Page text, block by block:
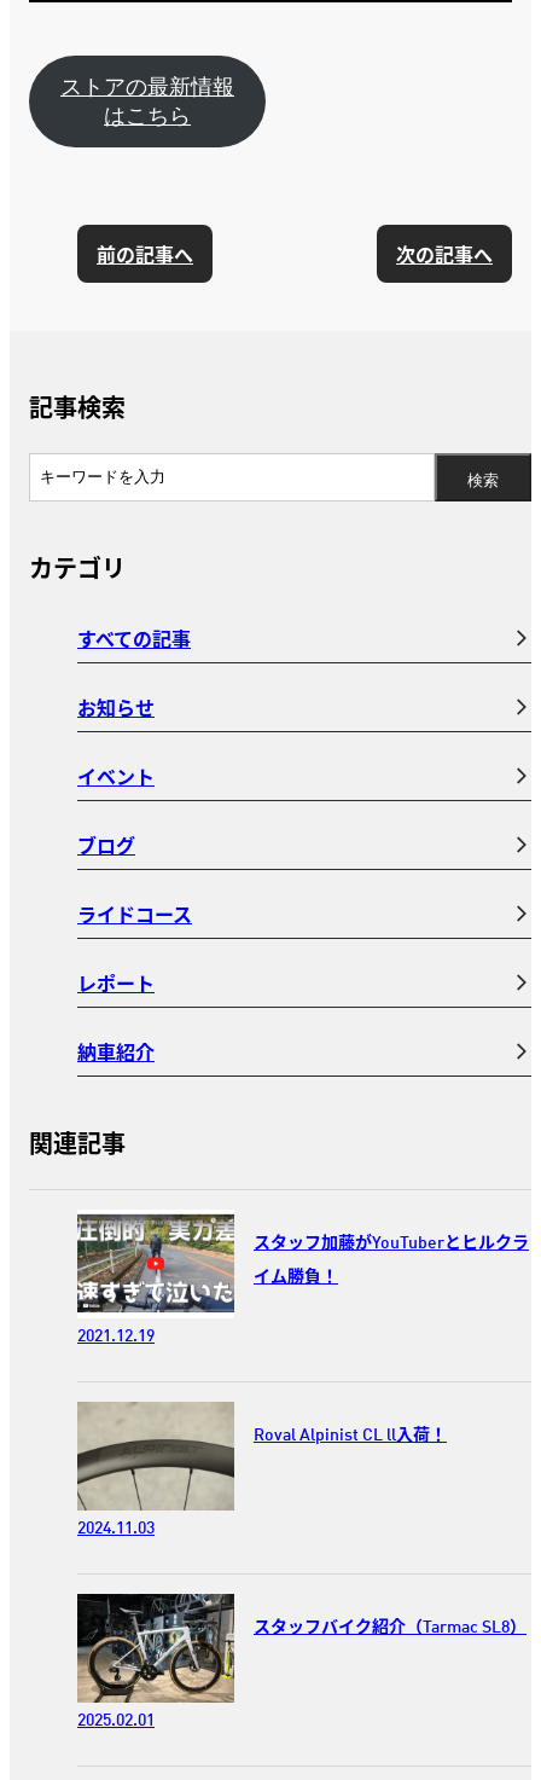
ストアの最新情報
はこちら
前の記事へ 次の記事へ
記事検索
カテゴリ
すべての記事
お知らせ
イベント
ブログ
ライドコース
レポート
納車紹介
関連記事
スタッフ加藤がYouTuberとヒルクラ
イム勝負！
2021.12.19
Roval Alpinist CL ll入荷！
2024.11.03
スタッフバイク紹介（Tarmac SL8）
2025.02.01